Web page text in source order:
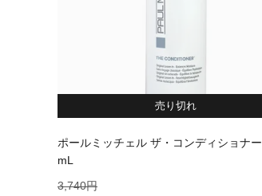
売り切れ
ポールミッチェル ザ・コンディショナ
mL
3,740